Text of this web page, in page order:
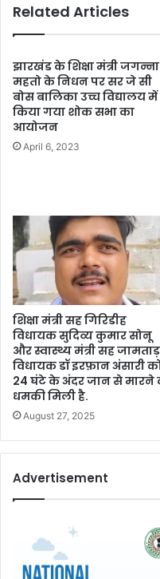
Related Articles
झारखंड के शिक्षा मंत्री
महतो के निधन पर सर जे सी
बोस बालिका उच्च विद्यालय में
किया गया शोक सभा का
आयोजन
April 6, 2023
शिक्षा मंत्री सह गिरिडीह
विधायक सुदिव्य कुमार सोनू
और स्वास्थ्य मंत्री सह
विधायक डॉ इरफ़ान अंसारी
24 घंटे के अंदर जान से मारने
धमकी मिली है.
August 27, 2025
Advertisement